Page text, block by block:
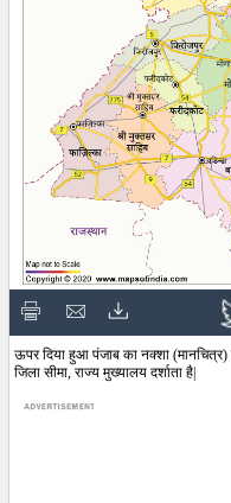
ऊपर दिया हुआ पंजाब का नक्शा (मानचित्र)
जिला सीमा, राज्य मुख्यालय दर्शाता है|